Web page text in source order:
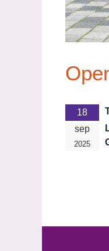
18
sep
2025